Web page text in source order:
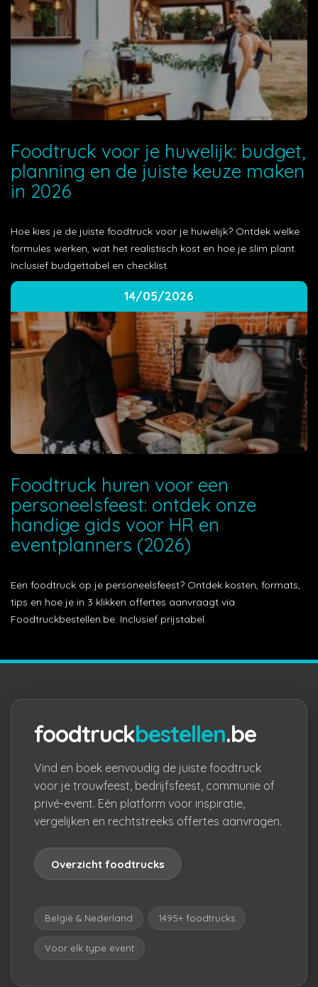
Foodtruck voor je huwelijk: budget,
planning en de juiste keuze maken
in 2026
Hoe kies je de juiste foodtruck voor je huwelijk? Ontdek welke
formules werken, wat het realistisch kost en hoe je slim plant.
Inclusief budgettabel en checklist.
14/05/2026
Foodtruck huren voor een
personeelsfeest: ontdek onze
handige gids voor HR en
eventplanners (2026)
Een foodtruck op je personeelsfeest? Ontdek kosten, formats,
tips en hoe je in 3 klikken offertes aanvraagt via
Foodtruckbestellen.be. Inclusief prijstabel.
foodtruckbestellen.be
Vind en boek eenvoudig de juiste foodtruck
voor je trouwfeest, bedrijfsfeest, communie of
privé-event. Eén platform voor inspiratie,
vergelijken en rechtstreeks offertes aanvragen.
Overzicht foodtrucks
België & Nederland 1495+ foodtrucks
Voor elk type event